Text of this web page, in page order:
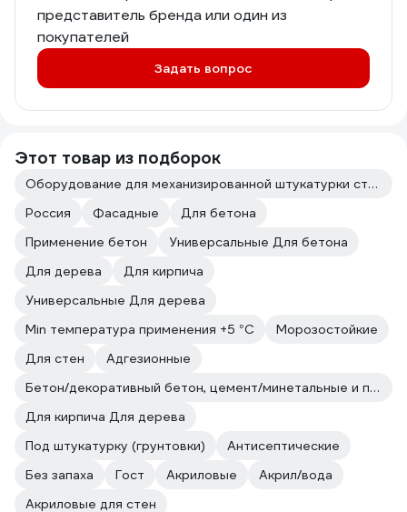
представитель бренда или один из
покупателей
Задать вопрос
Этот товар из подборок
Оборудование для механизированной штукатурки стен
Россия
Фасадные
Для бетона
Применение бетон
Универсальные Для бетона
Для дерева
Для кирпича
Универсальные Для дерева
Min температура применения +5 °С
Морозостойкие
Для стен
Адгезионные
Бетон/декоративный бетон, цемент/минетальные и полимерные декоративные штукатурки/прочие впитывающие поверхности
Для кирпича Для дерева
Под штукатурку (грунтовки)
Антисептические
Без запаха
Гост Акриловые
Акрил/вода
Акриловые для стен